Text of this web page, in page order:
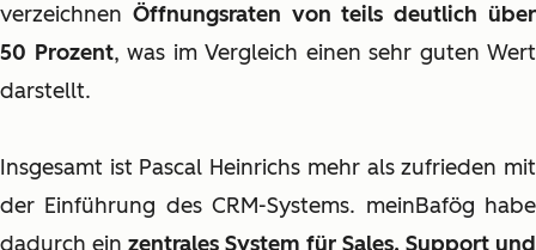
verzeichnen Öffnungsraten von teils deutlich über
50 Prozent, was im Vergleich einen sehr guten Wert
darstellt.
Insgesamt ist Pascal Heinrichs mehr als zufrieden mit
der Einführung des CRM-Systems. meinBafög habe
dadurch ein zentrales System für Sales, Support und